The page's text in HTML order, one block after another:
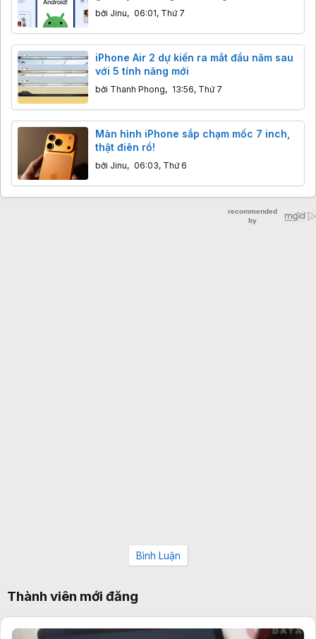
bởi Jinu, 06:01, Thứ 7
iPhone Air 2 dự kiến ra mắt đầu năm sau
với 5 tính năng mới
bởi Thanh Phong, 13:56, Thứ 7
Màn hình iPhone sắp chạm mốc 7 inch,
thật điên rồ!
bởi Jinu, 06:03, Thứ 6
Bình Luận
Thành viên mới đăng